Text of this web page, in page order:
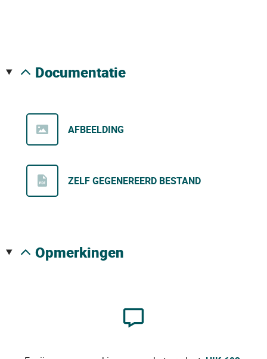
documentatie
AFBEELDING
ZELF GEGENEREERD BESTAND
opmerkingen